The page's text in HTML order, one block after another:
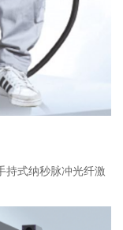
持式纳秒脉冲光纤激